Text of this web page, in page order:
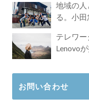
地域の人
る。小
テレワー
Lenovo
お問い合わせ